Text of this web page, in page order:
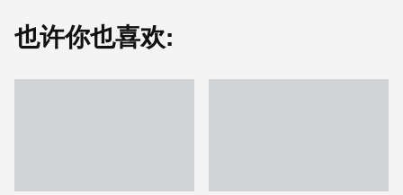
也许你也喜欢: